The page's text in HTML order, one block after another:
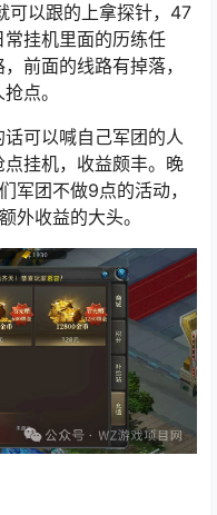
可以跟的上拿探针，47
挂机里面的历练任
前面的线路有掉落，
点。
可以喊自己军团的人
挂机，收益颇丰。晚
军团不做9点的活动，
外收益的大头。